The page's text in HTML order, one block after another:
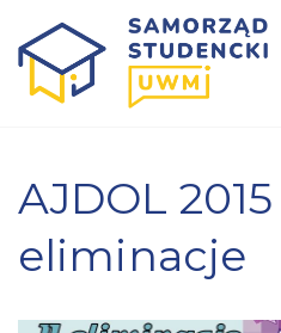
AJDOL 2015
eliminacje